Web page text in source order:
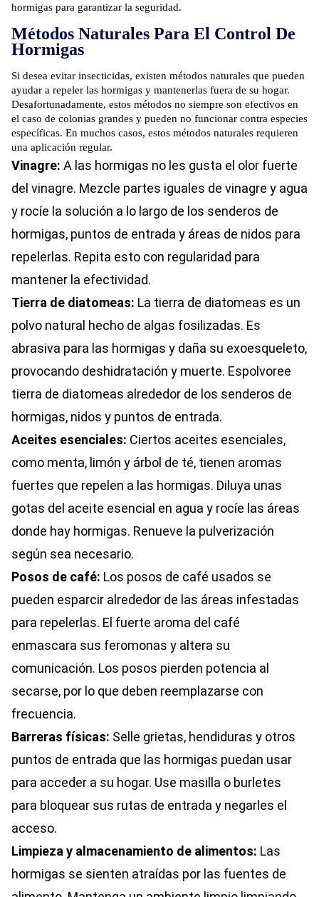
hormigas para garantizar la seguridad.
Métodos Naturales Para El Control De
Hormigas
Si desea evitar insecticidas, existen métodos naturales que pueden
ayudar a repeler las hormigas y mantenerlas fuera de su hogar.
Desafortunadamente, estos métodos no siempre son efectivos en
el caso de colonias grandes y pueden no funcionar contra especies
específicas. En muchos casos, estos métodos naturales requieren
una aplicación regular.
Vinagre: A las hormigas no les gusta el olor fuerte
del vinagre. Mezcle partes iguales de vinagre y agua
y rocíe la solución a lo largo de los senderos de
hormigas, puntos de entrada y áreas de nidos para
repelerlas. Repita esto con regularidad para
mantener la efectividad.
Tierra de diatomeas: La tierra de diatomeas es un
polvo natural hecho de algas fosilizadas. Es
abrasiva para las hormigas y daña su exoesqueleto,
provocando deshidratación y muerte. Espolvoree
tierra de diatomeas alrededor de los senderos de
hormigas, nidos y puntos de entrada.
Aceites esenciales: Ciertos aceites esenciales,
como menta, limón y árbol de té, tienen aromas
fuertes que repelen a las hormigas. Diluya unas
gotas del aceite esencial en agua y rocíe las áreas
donde hay hormigas. Renueve la pulverización
según sea necesario.
Posos de café: Los posos de café usados se
pueden esparcir alrededor de las áreas infestadas
para repelerlas. El fuerte aroma del café
enmascara sus feromonas y altera su
comunicación. Los posos pierden potencia al
secarse, por lo que deben reemplazarse con
frecuencia.
Barreras físicas: Selle grietas, hendiduras y otros
puntos de entrada que las hormigas puedan usar
para acceder a su hogar. Use masilla o burletes
para bloquear sus rutas de entrada y negarles el
acceso.
Limpieza y almacenamiento de alimentos: Las
hormigas se sienten atraídas por las fuentes de